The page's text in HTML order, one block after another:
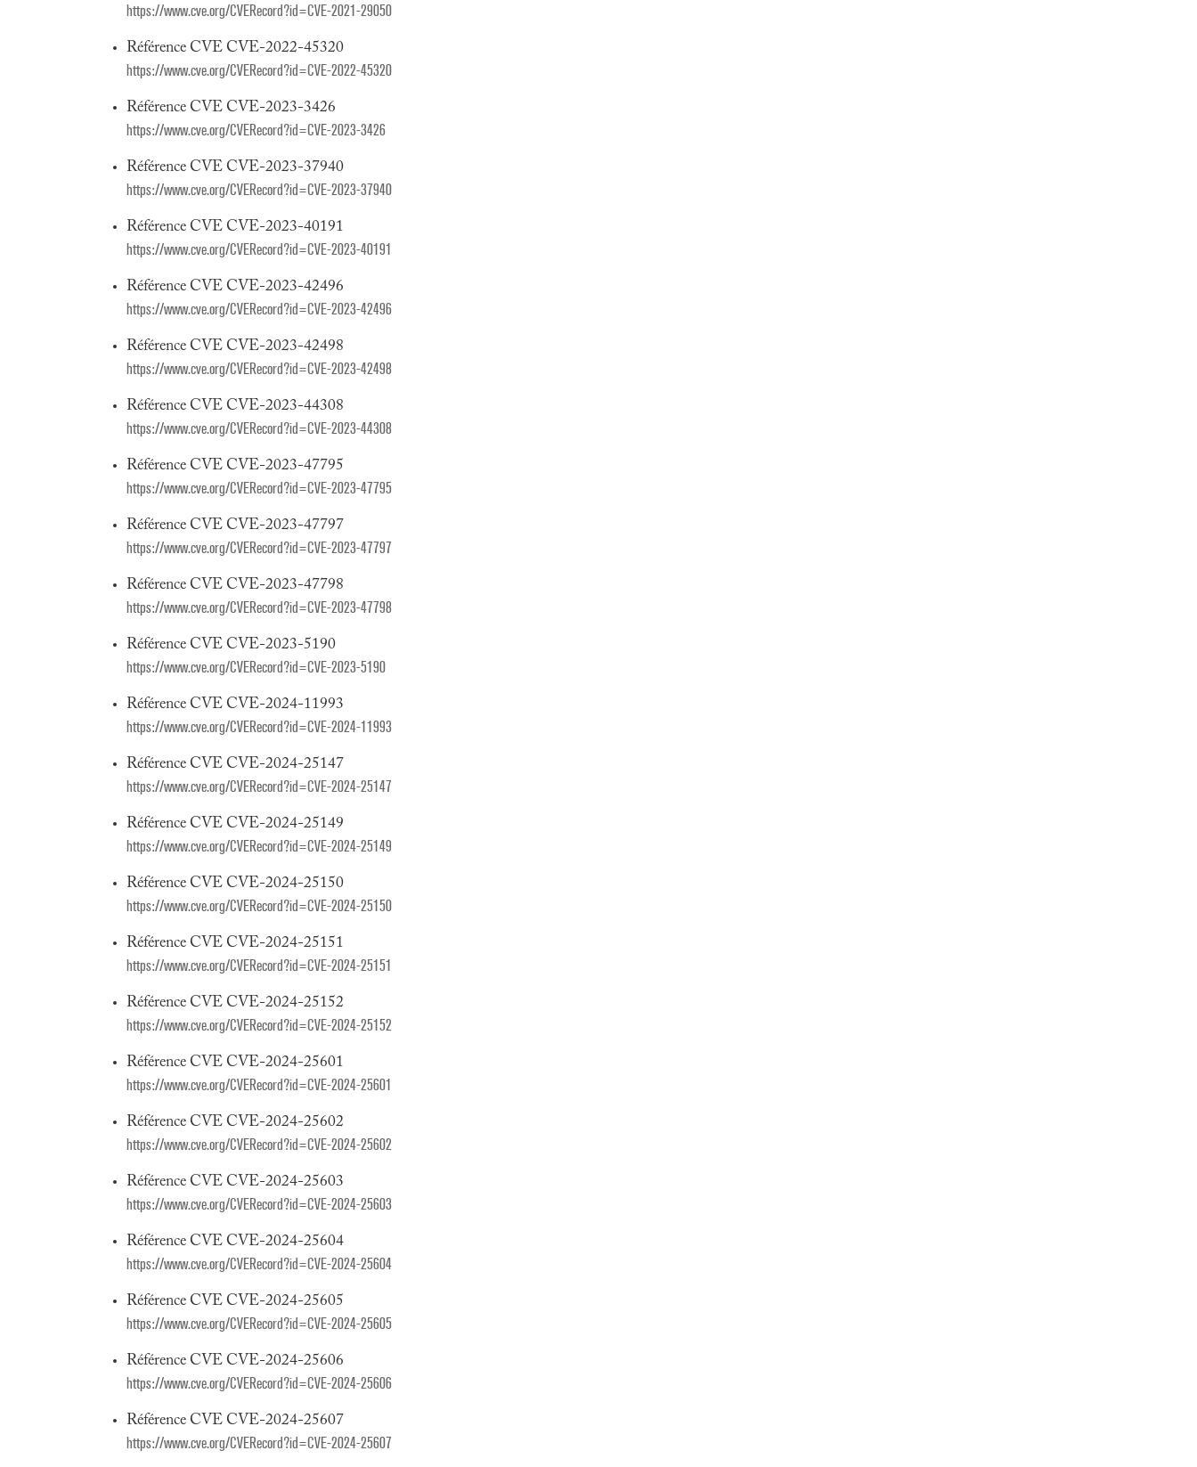
https://www.cve.org/CVERecord?id=CVE-2021-29050
Référence CVE CVE-2022-45320
https://www.cve.org/CVERecord?id=CVE-2022-45320
Référence CVE CVE-2023-3426
https://www.cve.org/CVERecord?id=CVE-2023-3426
Référence CVE CVE-2023-37940
https://www.cve.org/CVERecord?id=CVE-2023-37940
Référence CVE CVE-2023-40191
https://www.cve.org/CVERecord?id=CVE-2023-40191
Référence CVE CVE-2023-42496
https://www.cve.org/CVERecord?id=CVE-2023-42496
Référence CVE CVE-2023-42498
https://www.cve.org/CVERecord?id=CVE-2023-42498
Référence CVE CVE-2023-44308
https://www.cve.org/CVERecord?id=CVE-2023-44308
Référence CVE CVE-2023-47795
https://www.cve.org/CVERecord?id=CVE-2023-47795
Référence CVE CVE-2023-47797
https://www.cve.org/CVERecord?id=CVE-2023-47797
Référence CVE CVE-2023-47798
https://www.cve.org/CVERecord?id=CVE-2023-47798
Référence CVE CVE-2023-5190
https://www.cve.org/CVERecord?id=CVE-2023-5190
Référence CVE CVE-2024-11993
https://www.cve.org/CVERecord?id=CVE-2024-11993
Référence CVE CVE-2024-25147
https://www.cve.org/CVERecord?id=CVE-2024-25147
Référence CVE CVE-2024-25149
https://www.cve.org/CVERecord?id=CVE-2024-25149
Référence CVE CVE-2024-25150
https://www.cve.org/CVERecord?id=CVE-2024-25150
Référence CVE CVE-2024-25151
https://www.cve.org/CVERecord?id=CVE-2024-25151
Référence CVE CVE-2024-25152
https://www.cve.org/CVERecord?id=CVE-2024-25152
Référence CVE CVE-2024-25601
https://www.cve.org/CVERecord?id=CVE-2024-25601
Référence CVE CVE-2024-25602
https://www.cve.org/CVERecord?id=CVE-2024-25602
Référence CVE CVE-2024-25603
https://www.cve.org/CVERecord?id=CVE-2024-25603
Référence CVE CVE-2024-25604
https://www.cve.org/CVERecord?id=CVE-2024-25604
Référence CVE CVE-2024-25605
https://www.cve.org/CVERecord?id=CVE-2024-25605
Référence CVE CVE-2024-25606
https://www.cve.org/CVERecord?id=CVE-2024-25606
Référence CVE CVE-2024-25607
https://www.cve.org/CVERecord?id=CVE-2024-25607